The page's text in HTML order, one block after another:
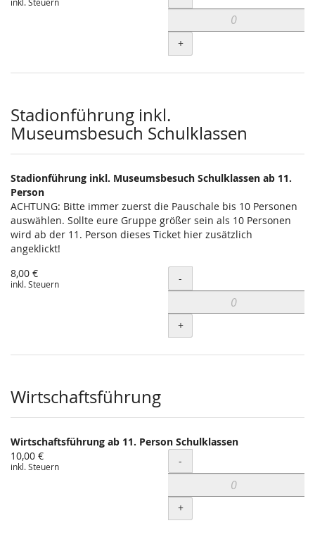
inkl. Steuern
+
Stadionführung inkl.
Museumsbesuch Schulklassen
Stadionführung inkl. Museumsbesuch Schulklassen ab 11.
Person
ACHTUNG: Bitte immer zuerst die Pauschale bis 10 Personen
auswählen. Sollte eure Gruppe größer sein als 10 Personen
wird ab der 11. Person dieses Ticket hier zusätzlich
angeklickt!
8,00 €
inkl. Steuern Menge
-
+
Wirtschaftsführung
Wirtschaftsführung ab 11. Person Schulklassen
10,00 €
inkl. Steuern Menge
-
+